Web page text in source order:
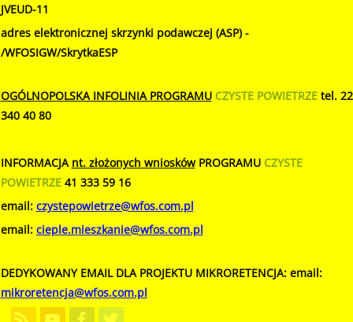
JVEUD-11
adres elektronicznej skrzynki podawczej (ASP) -
/WFOSIGW/SkrytkaESP
OGÓLNOPOLSKA INFOLINIA PROGRAMUCZYSTE POWIETRZEtel. 22
340 40 80
INFORMACJA nt. złożonych wnioskówPROGRAMU CZYSTE
POWIETRZE41 333 59 16
email: czystepowietrze@wfos.com.pl
email: cieple.mieszkanie@wfos.com.pl
DEDYKOWANY EMAIL DLA PROJEKTU MIKRORETENCJA: email:
mikroretencja@wfos.com.pl